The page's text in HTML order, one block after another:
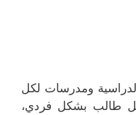
ومدرسات لكل
كل طالب بشكل فردي،